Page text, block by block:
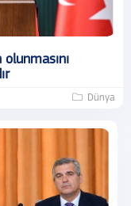
Dünya